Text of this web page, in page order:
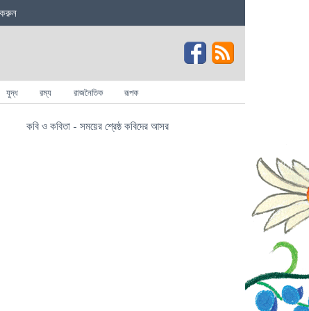
যুদ্ধ রম্য রাজনৈতিক রূপক
কবি ও কবিতা - সময়ের শ্রেষ্ঠ কবিদের আসর